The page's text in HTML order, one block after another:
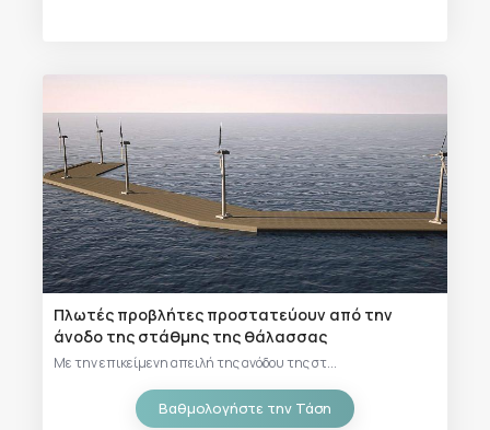
Πλωτές προβλήτες προστατεύουν από την
άνοδο της στάθμης της θάλασσας
Με την επικείμενη απειλή της ανόδου της στ...
Βαθμολογήστε την Τάση